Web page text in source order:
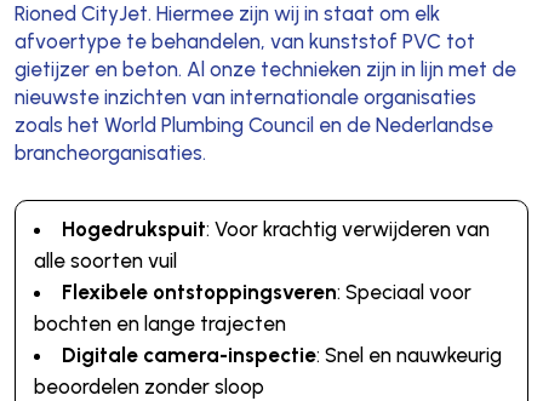
Rioned CityJet. Hiermee zijn wij in staat om elk
afvoertype te behandelen, van kunststof PVC tot
gietijzer en beton. Al onze technieken zijn in lijn met de
nieuwste inzichten van internationale organisaties
zoals het World Plumbing Council en de Nederlandse
brancheorganisaties.
Hogedrukspuit: Voor krachtig verwijderen van
alle soorten vuil
Flexibele ontstoppingsveren: Speciaal voor
bochten en lange trajecten
Digitale camera-inspectie: Snel en nauwkeurig
beoordelen zonder sloop